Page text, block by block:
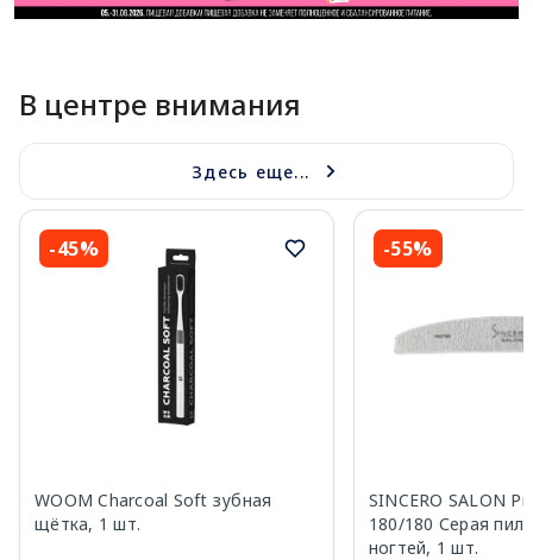
В центре внимания
Здесь еще...
-45%
WOOM Charcoal Soft зубная
щётка, 1 шт.
-55%
SINCERO SALON
180/180 Серая
ногтей, 1 шт.